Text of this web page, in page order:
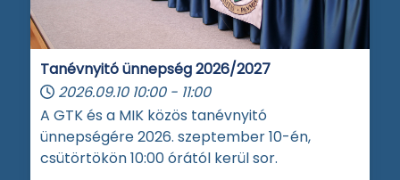
Tanévnyitó ünnepség 2026/2027
2026.09.10 10:00 - 11:00
A GTK és a MIK közös tanévnyitó
ünnepségére 2026. szeptember 10-én,
csütörtökön 10:00 órától kerül sor.